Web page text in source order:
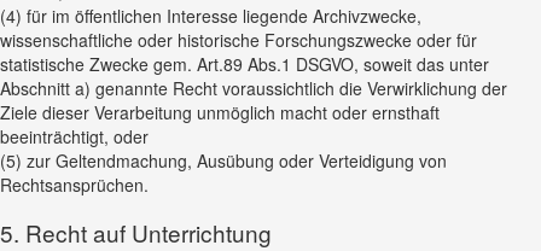
(4) für im öffentlichen Interesse liegende Archivzwecke,
wissenschaftliche oder historische Forschungszwecke oder für
statistische Zwecke gem. Art.89 Abs.1 DSGVO, soweit das unter
Abschnitt a) genannte Recht voraussichtlich die Verwirklichung der
Ziele dieser Verarbeitung unmöglich macht oder ernsthaft
beeinträchtigt, oder
(5) zur Geltendmachung, Ausübung oder Verteidigung von
Rechtsansprüchen.
5. Recht auf Unterrichtung